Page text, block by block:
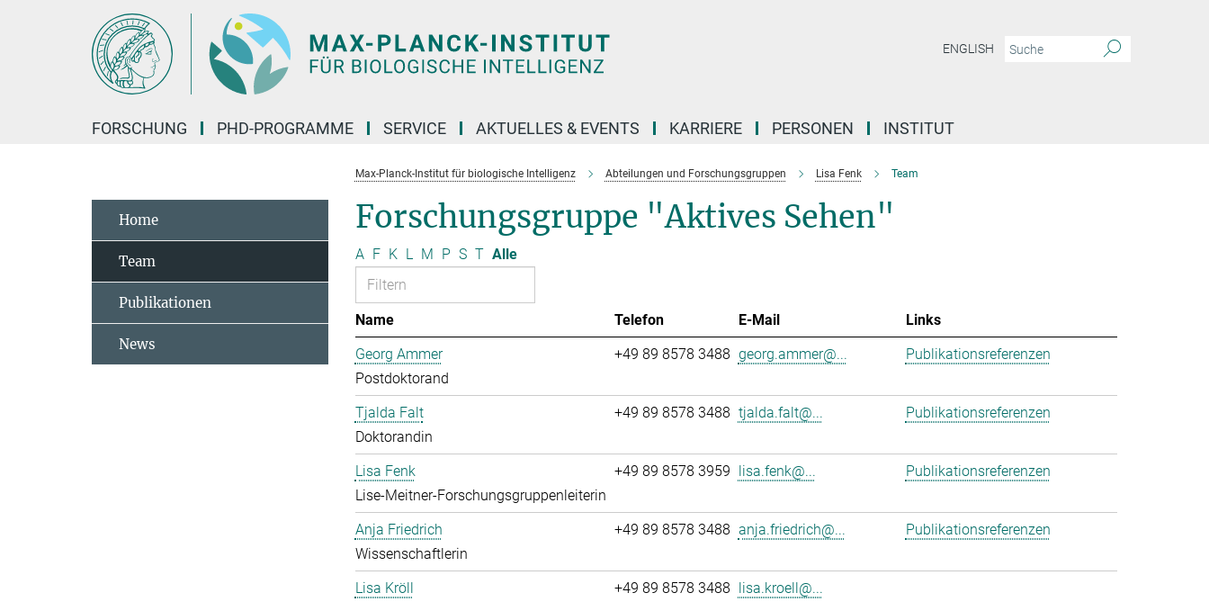
ENGLISH
FORSCHUNG PHD-PROGRAMME SERVICE AKTUELLES & EVENTS KARRIERE PERSONEN INSTITUT
Max-Planck-Institut für biologische Intelligenz Abteilungen und Forschungsgruppen Lisa Fenk Team
Forschungsgruppe "Aktives Sehen"
A F K L M P S T Alle
Name Telefon E-Mail
Links
Georg Ammer
Postdoktorand
+49 89 8578 3488 georg.ammer@... Publikationsreferenzen
Tjalda Falt
Doktorandin
+49 89 8578 3488 tjalda.falt@... Publikationsreferenzen
Lisa Fenk
Lise-Meitner-Forschungsgruppenleiterin
+49 89 8578 3959 lisa.fenk@... Publikationsreferenzen
Anja Friedrich
Wissenschaftlerin
+49 89 8578 3488 anja.friedrich@... Publikationsreferenzen
Lisa Kröll
+49 89 8578 3488 lisa.kroell@...
Home
Team
Publikationen
News